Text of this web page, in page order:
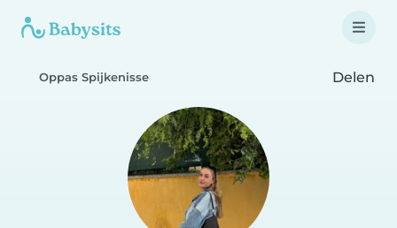
Oppas Spijkenisse Delen